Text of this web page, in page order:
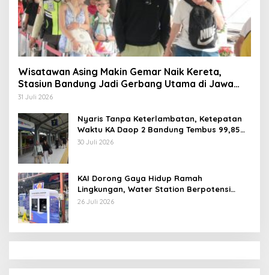
Wisatawan Asing Makin Gemar Naik Kereta,
Stasiun Bandung Jadi Gerbang Utama di Jawa
Barat
31 Juli 2026
Nyaris Tanpa Keterlambatan, Ketepatan
Waktu KA Daop 2 Bandung Tembus 99,85
Persen
30 Juli 2026
KAI Dorong Gaya Hidup Ramah
Lingkungan, Water Station Berpotensi
Kurangi 2,99 Juta Botol Plastik
26 Juli 2026